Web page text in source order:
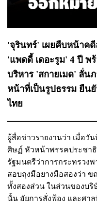
'จุรินทร์' เผยคืบหน้าค
'แพดดี้ เดอะรูม' 4 ปี พ
บริหาร 'สกายเมด' ลั่น
หน้าที่เป็นรูปธรรม ยืน
ไทย
ผู้สื่อข่าวรายงานว่า เมื่อวั
ศิษฏ์ หัวหน้าพรรคประชา
รัฐมนตรีว่าการกระทรวง
สอบถุงมือยางมือสองว่า
ทั้งสองส่วน ในส่วนของบริ
นั้น อัยการสั่งฟ้อง และศา